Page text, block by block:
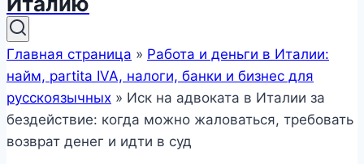
Главная страница » Работа и деньги в Италии:
найм, partita IVA, налоги, банки и бизнес для
русскоязычных » Иск на адвоката в Италии за
бездействие: когда можно жаловаться, требовать
возврат денег и идти в суд